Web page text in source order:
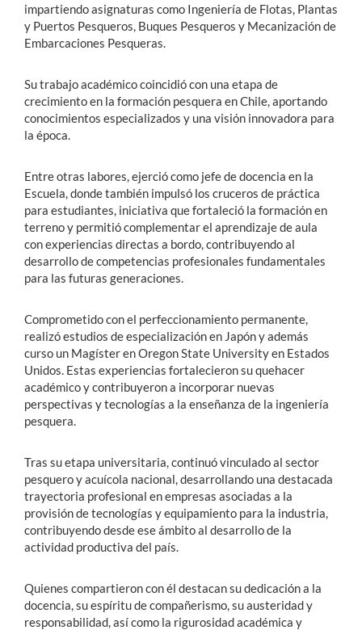
impartiendo asignaturas como Ingeniería de Flotas, Plantas
y Puertos Pesqueros, Buques Pesqueros y Mecanización de
Embarcaciones Pesqueras.
Su trabajo académico coincidió con una etapa de
crecimiento en la formación pesquera en Chile, aportando
conocimientos especializados y una visión innovadora para
la época.
Entre otras labores, ejerció como jefe de docencia en la
Escuela, donde también impulsó los cruceros de práctica
para estudiantes, iniciativa que fortaleció la formación en
terreno y permitió complementar el aprendizaje de aula
con experiencias directas a bordo, contribuyendo al
desarrollo de competencias profesionales fundamentales
para las futuras generaciones.
Comprometido con el perfeccionamiento permanente,
realizó estudios de especialización en Japón y además
curso un Magíster en Oregon State University en Estados
Unidos. Estas experiencias fortalecieron su quehacer
académico y contribuyeron a incorporar nuevas
perspectivas y tecnologías a la enseñanza de la ingeniería
pesquera.
Tras su etapa universitaria, continuó vinculado al sector
pesquero y acuícola nacional, desarrollando una destacada
trayectoria profesional en empresas asociadas a la
provisión de tecnologías y equipamiento para la industria,
contribuyendo desde ese ámbito al desarrollo de la
actividad productiva del país.
Quienes compartieron con él destacan su dedicación a la
docencia, su espíritu de compañerismo, su austeridad y
responsabilidad, así como la rigurosidad académica y